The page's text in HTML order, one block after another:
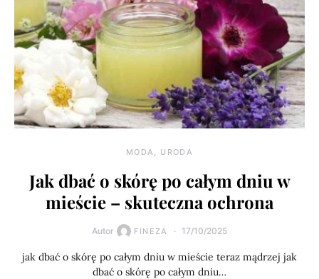
MODA, URODA
Jak dbać o skórę po całym dniu w
mieście – skuteczna ochrona
Autor FINEZA 17/10/2025
jak dbać o skórę po całym dniu w mieście teraz mądrzej jak
dbać o skórę po całym dniu…